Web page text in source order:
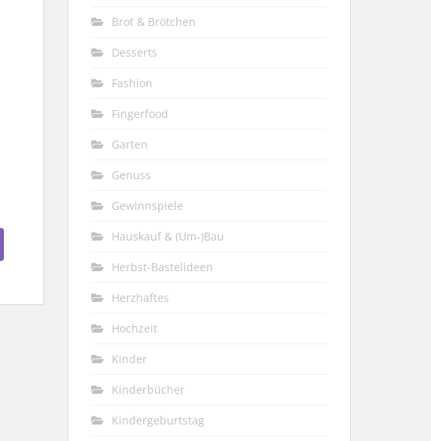
Brot & Brötchen
Desserts
Fashion
Fingerfood
Garten
Genuss
Gewinnspiele
Hauskauf & (Um-)Bau
Herbst-Bastelideen
Herzhaftes
Hochzeit
Kinder
Kinderbücher
Kindergeburtstag